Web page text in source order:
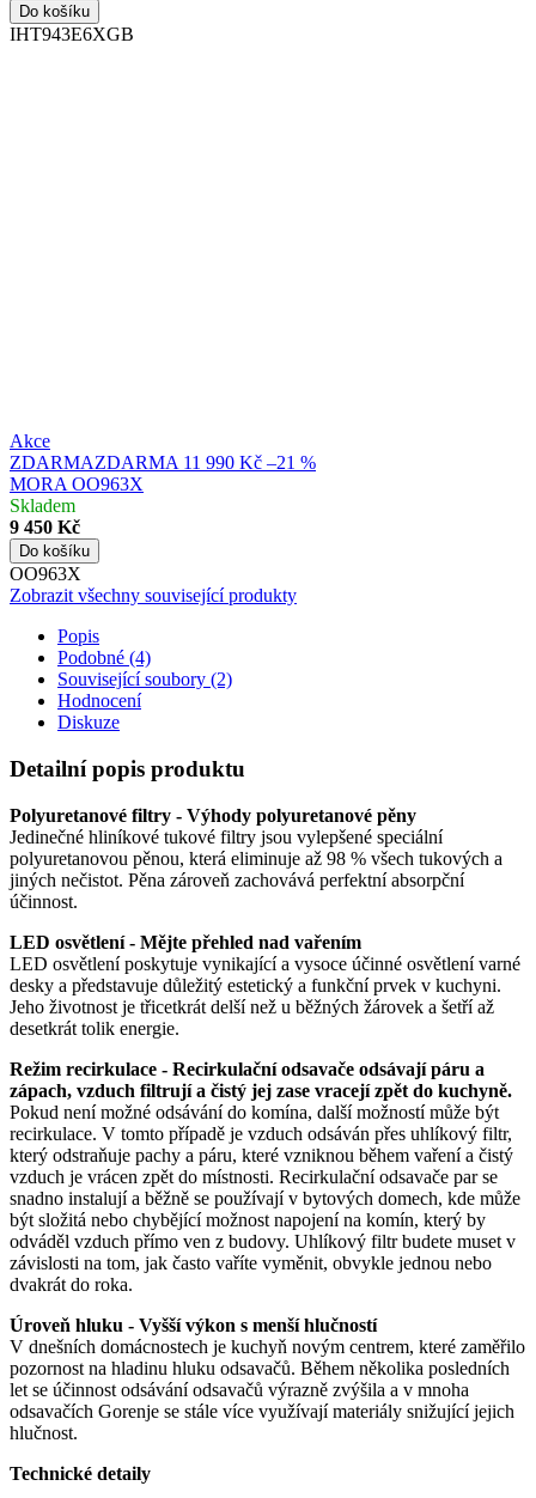
Do košíku
IHT943E6XGB
Akce
ZDARMAZDARMA 11 990 Kč –21 %
MORA OO963X
Skladem
9 450 Kč
Do košíku
OO963X
Zobrazit všechny související produkty
Popis
Podobné (4)
Související soubory (2)
Hodnocení
Diskuze
Detailní popis produktu
Polyuretanové filtry - Výhody polyuretanové pěny
Jedinečné hliníkové tukové filtry jsou vylepšené speciální
polyuretanovou pěnou, která eliminuje až 98 % všech tukových a
jiných nečistot. Pěna zároveň zachovává perfektní absorpční
účinnost.
LED osvětlení - Mějte přehled nad vařením
LED osvětlení poskytuje vynikající a vysoce účinné osvětlení varné
desky a představuje důležitý estetický a funkční prvek v kuchyni.
Jeho životnost je třicetkrát delší než u běžných žárovek a šetří až
desetkrát tolik energie.
Režim recirkulace - Recirkulační odsavače odsávají páru a
zápach, vzduch filtrují a čistý jej zase vracejí zpět do kuchyně.
Pokud není možné odsávání do komína, další možností může být
recirkulace. V tomto případě je vzduch odsáván přes uhlíkový filtr,
který odstraňuje pachy a páru, které vzniknou během vaření a čistý
vzduch je vrácen zpět do místnosti. Recirkulační odsavače par se
snadno instalují a běžně se používají v bytových domech, kde může
být složitá nebo chybějící možnost napojení na komín, který by
odváděl vzduch přímo ven z budovy. Uhlíkový filtr budete muset v
závislosti na tom, jak často vaříte vyměnit, obvykle jednou nebo
dvakrát do roka.
Úroveň hluku - Vyšší výkon s menší hlučností
V dnešních domácnostech je kuchyň novým centrem, které zaměřilo
pozornost na hladinu hluku odsavačů. Během několika posledních
let se účinnost odsávání odsavačů výrazně zvýšila a v mnoha
odsavačích Gorenje se stále více využívají materiály snižující jejich
hlučnost.
Technické detaily